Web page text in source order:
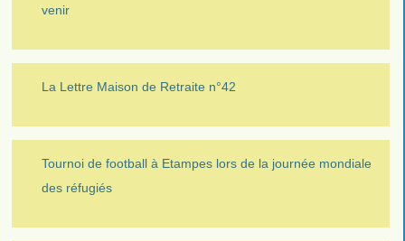
venir
La Lettre Maison de Retraite n°42
Tournoi de football à Etampes lors de la journée mondiale
des réfugiés